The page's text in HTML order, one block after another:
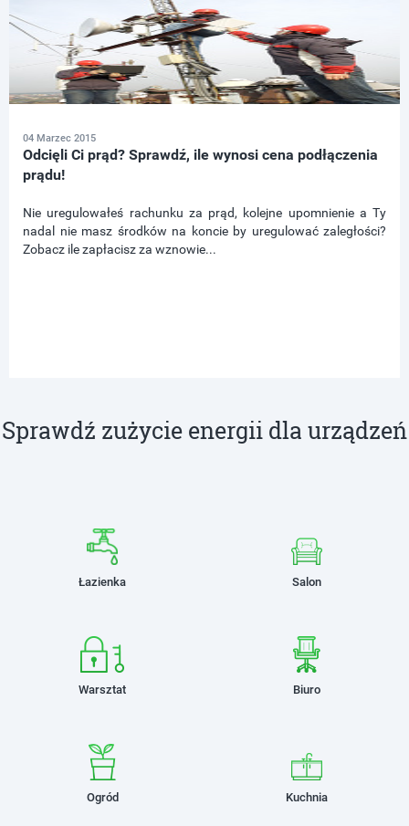
04 Marzec 2015
Odcięli Ci prąd? Sprawdź, ile wynosi cena podłączenia
prądu!
Nie uregulowałeś rachunku za prąd, kolejne upomnienie a Ty
nadal nie masz środków na koncie by uregulować zaległości?
Zobacz ile zapłacisz za wznowie...
Sprawdź zużycie energii dla urządzeń
Łazienka Salon
Warsztat Biuro
Ogród Kuchnia